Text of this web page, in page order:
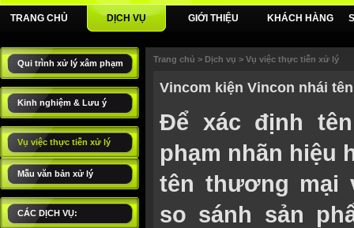
TRANG CHỦ DỊCH VỤ GIỚI THIỆU KHÁCH HÀNG
Qui trình xử lý xâm phạm
Kinh nghiệm & Lưu ý
Vụ việc thực tiễn xử lý
Mẫu văn bản xử lý
CÁC DỊCH VỤ:
Trang chủ > Dịch vụ > Vụ việc thực tiễn xử lý
Vincom kiện Vincon nhái
Để xác định
phạm nhãn hiệu
tên thương mại
so sánh sản